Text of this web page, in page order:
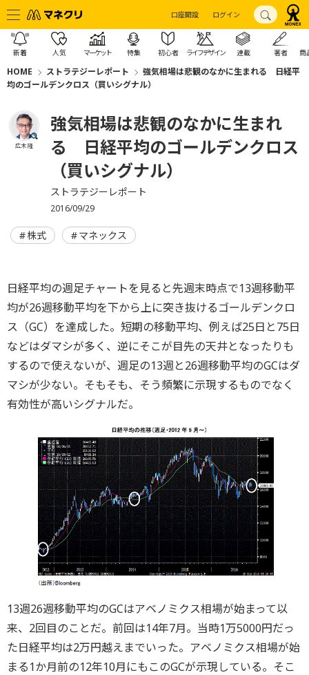
口座開設 ログイン
新着 人気 マーケット 特集 初心者 ライフデザイン 連載 著者 商
HOME ストラテジーレポート
強気相場は悲観のなかに生まれる 日経平
均のゴールデンクロス（買いシグナル）
広木 隆
強気相場は悲観のなかに生まれ
る 日経平均のゴールデンクロス
（買いシグナル）
ストラテジーレポート
2016/09/29
株式 マネックス
日経平均の週足チャートを見ると先週末時点で13週移動平
均が26週移動平均を下から上に突き抜けるゴールデンクロ
ス（GC）を達成した。短期の移動平均、例えば25日と75日
などはダマシが多く、逆にそこが目先の天井となったりも
するので使えないが、週足の13週と26週移動平均のGCはダ
マシが少ない。そもそも、そう頻繁に示現するものでなく
有効性が高いシグナルだ。
13週26週移動平均のGCはアベノミクス相場が始まって以
来、2回目のことだ。前回は14年7月。当時1万5000円だっ
た日経平均は2万円越えまでいった。アベノミクス相場が始
まる1か月前の12年10月にもこのGCが示現している。そこ